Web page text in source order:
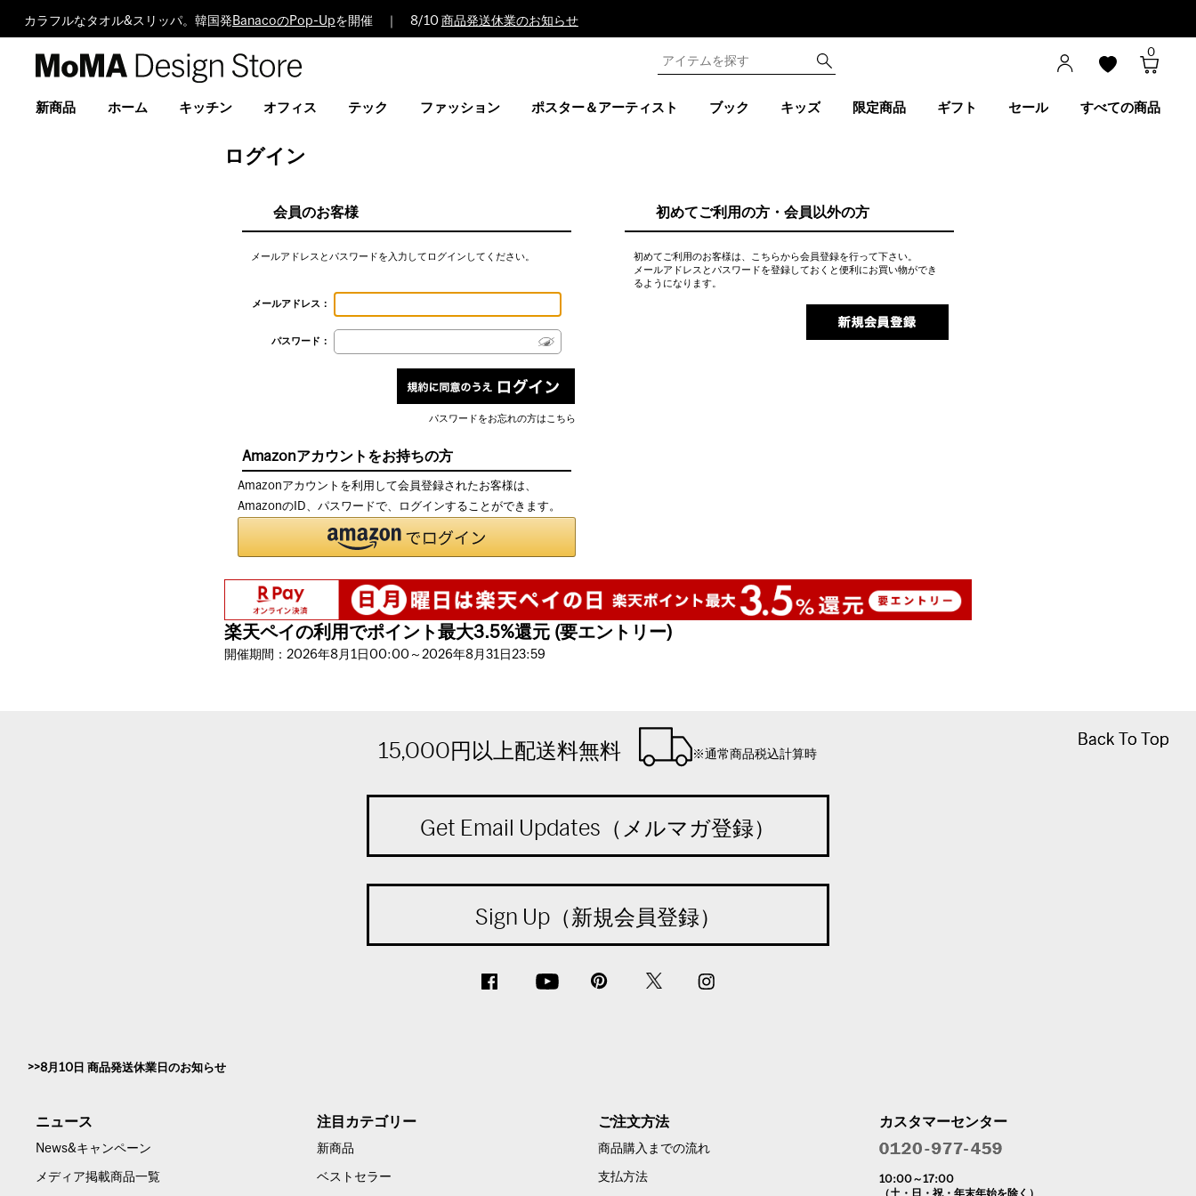
カラフルなタオル&スリッパ。韓国発 BanacoのPop-Upを開催 ｜ 8/10 商品発送休業のお知らせ
Design
0
新商品 ホーム キッチン オフィス テック ファッション ポスター＆アーティスト ブック キッズ 限定商品 ギフト セール すべての商品
ログイン
会員のお客様
メールアドレスとパスワードを入力してログインしてください。
メールアドレス：
パスワード：
パスワードをお忘れの方はこちら
初めてご利用の方・会員以外の方
初めてご利用のお客様は、こちらから会員登録を行って下さい。
メールアドレスとパスワードを登録しておくと便利にお買い物ができ
るようになります。
Amazonアカウントをお持ちの方
Amazonアカウントを利用して会員登録されたお客様は、
AmazonのID、パスワードで、ログインすることができます。
楽天ペイの利用でポイント最大3.5%還元 (要エントリー)
開催期間：2026年8月1日00:00～2026年8月31日23:59
Back To Top
Back To Top
15,000円以上配送料無料 ※通常商品税込計算時
Get Email Updates（メルマガ登録）
Sign Up（新規会員登録）
8月10日 商品発送休業日のお知らせ
ニュース
News&キャンペーン
メディア掲載商品一覧
注目カテゴリー
新商品
ベストセラー
ご注文方法
商品購入までの流れ
支払方法
カスタマーセンター
10:00～17:00
（土・日・祝・年末年始を除く）